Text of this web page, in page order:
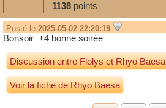
1138 points
Posté le 2025-05-02 22:20:19
Bonsoir +4 bonne soirée
Discussion entreFlolysetRhyo Baesa
Voir la fiche de Rhyo Baesa